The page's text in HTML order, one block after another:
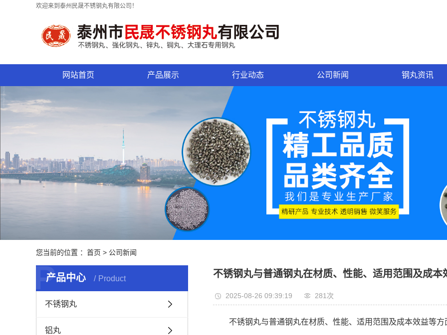
欢迎来到泰州民晟不锈钢丸有限公司！
网站首页 产品展示 行业动态 公司新闻 钢丸资讯
您当前的位置 ： 首页 > 公司新闻
产品中心 Product
P
不锈钢丸
铝丸
不锈钢丸与普通钢丸在材质、性能、适用范围及成本
2025-08-26 09:39:19 281次
不锈钢丸与普通钢丸在材质、性能、适用范围及成本效益等方